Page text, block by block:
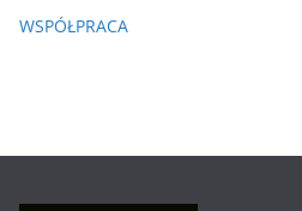
WSPÓŁPRACA